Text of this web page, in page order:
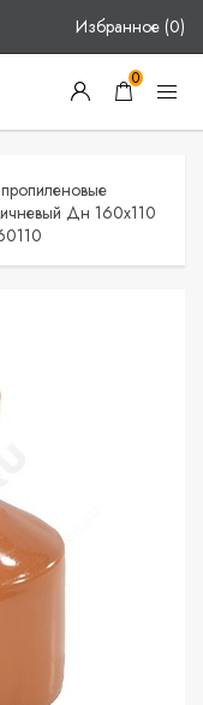
Избранное (0)
0
Дн 160х110